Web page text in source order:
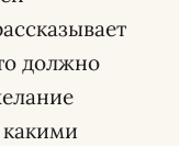
должно
какими